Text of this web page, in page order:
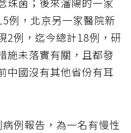
珠菌；後來瀋陽的一家
例，北京另一家醫院新
2例，迄今總計18例，研
施未落實有關，且都發
中國沒有其他省份有耳
例報告，為一名有慢性